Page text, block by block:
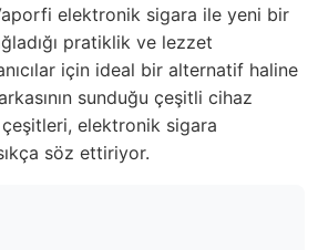
elektronik sigara ile yeni bir
pratiklik ve lezzet
için ideal bir alternatif haline
sunduğu çeşitli cihaz
elektronik sigara
söz ettiriyor.